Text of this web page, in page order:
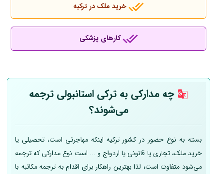
خرید ملک در ترکیه
کارهای پزشکی
چه مدارکی به ترکی استانبولی ترجمه
می‌شوند؟
بسته به نوع حضور در کشور ترکیه اینکه مهاجرتی است، تحصیلی یا
خرید ملک، تجاری یا قانونی یا ازدواج و ... است نوع مدارکی که ترجمه
می‌شود متفاوت است؛ لذا بهترین راهکار برای اقدام به ترجمه مکاتبه با